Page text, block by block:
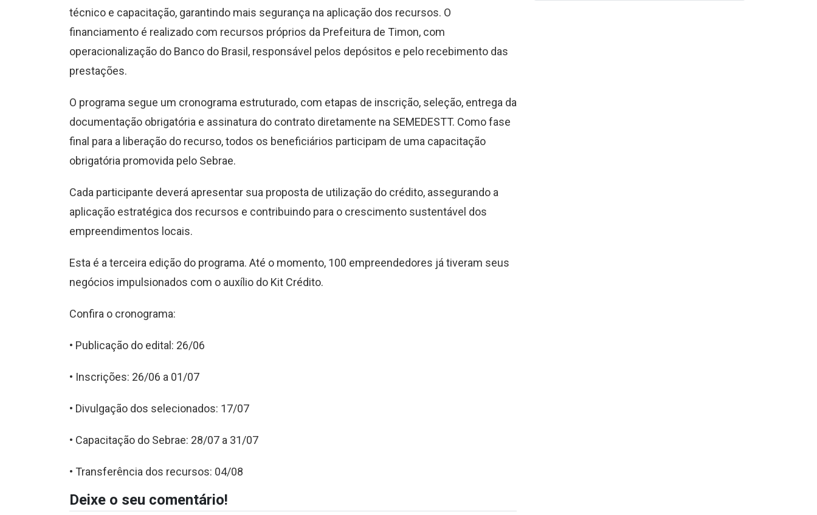
técnico e capacitação, garantindo mais segurança na aplicação dos recursos. O
financiamento é realizado com recursos próprios da Prefeitura de Timon, com
operacionalização do Banco do Brasil, responsável pelos depósitos e pelo recebimento das
prestações.
O programa segue um cronograma estruturado, com etapas de inscrição, seleção, entrega da
documentação obrigatória e assinatura do contrato diretamente na SEMEDESTT. Como fase
final para a liberação do recurso, todos os beneficiários participam de uma capacitação
obrigatória promovida pelo Sebrae.
Cada participante deverá apresentar sua proposta de utilização do crédito, assegurando a
aplicação estratégica dos recursos e contribuindo para o crescimento sustentável dos
empreendimentos locais.
Esta é a terceira edição do programa. Até o momento, 100 empreendedores já tiveram seus
negócios impulsionados com o auxílio do Kit Crédito.
Confira o cronograma:
• Publicação do edital: 26/06
• Inscrições: 26/06 a 01/07
• Divulgação dos selecionados: 17/07
• Capacitação do Sebrae: 28/07 a 31/07
• Transferência dos recursos: 04/08
Deixe o seu comentário!